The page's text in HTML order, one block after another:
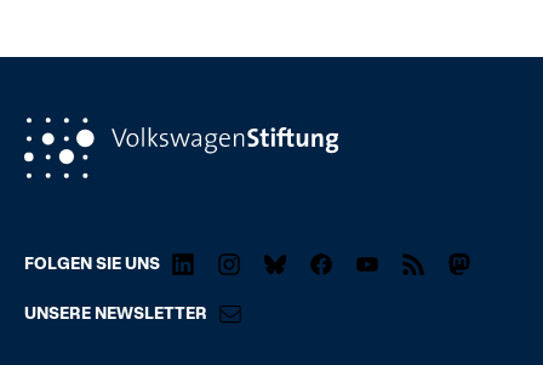
FOLGEN SIE UNS
UNSERE NEWSLETTER